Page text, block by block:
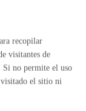
recopilar
visitantes de
Si no permite el uso
visitado el sitio ni